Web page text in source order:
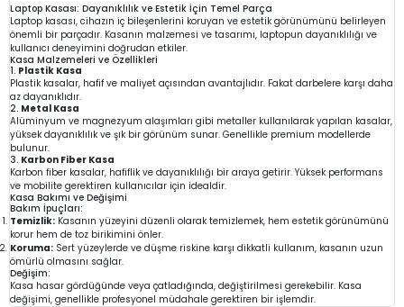
Laptop Kasası: Dayanıklılık ve Estetik İçin Temel Parça
Laptop kasası, cihazın iç bileşenlerini koruyan ve estetik görünümünü belirleyen
önemli bir parçadır. Kasanın malzemesi ve tasarımı, laptopun dayanıklılığı ve
kullanıcı deneyimini doğrudan etkiler.
Kasa Malzemeleri ve Özellikleri
1. Plastik Kasa
Plastik kasalar, hafif ve maliyet açısından avantajlıdır. Fakat darbelere karşı daha
az dayanıklıdır.
2. Metal Kasa
Alüminyum ve magnezyum alaşımları gibi metaller kullanılarak yapılan kasalar,
yüksek dayanıklılık ve şık bir görünüm sunar. Genellikle premium modellerde
bulunur.
3. Karbon Fiber Kasa
Karbon fiber kasalar, hafiflik ve dayanıklılığı bir araya getirir. Yüksek performans
ve mobilite gerektiren kullanıcılar için idealdir.
Kasa Bakımı ve Değişimi
Bakım İpuçları:
Temizlik: Kasanın yüzeyini düzenli olarak temizlemek, hem estetik görünümünü
korur hem de toz birikimini önler.
Koruma: Sert yüzeylerde ve düşme riskine karşı dikkatli kullanım, kasanın uzun
ömürlü olmasını sağlar.
Değişim:
Kasa hasar gördüğünde veya çatladığında, değiştirilmesi gerekebilir. Kasa
değişimi, genellikle profesyonel müdahale gerektiren bir işlemdir.